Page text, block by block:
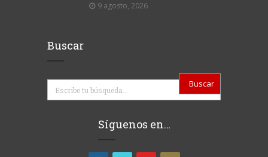
9 agosto, 2026
Buscar
Buscar
Síguenos en…